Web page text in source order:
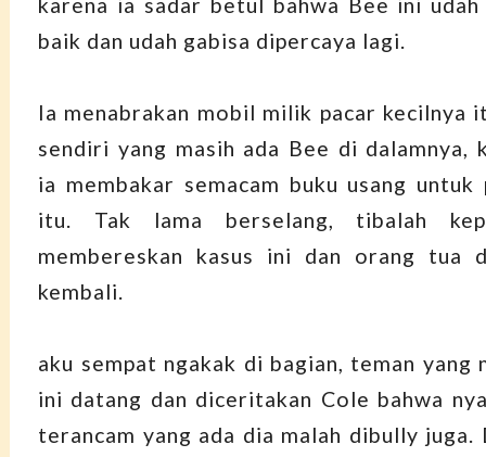
karena ia sadar betul bahwa Bee ini
baik dan udah gabisa dipercaya lagi.
Ia menabrakan mobil milik pacar kecilnya
sendiri yang masih ada Bee di dalamnya,
ia membakar semacam buku usang untuk
itu. Tak lama berselang, tibalah
membereskan kasus ini dan orang tua
kembali.
aku sempat ngakak di bagian, teman yang
ini datang dan diceritakan Cole bahwa
terancam yang ada dia malah dibully juga.